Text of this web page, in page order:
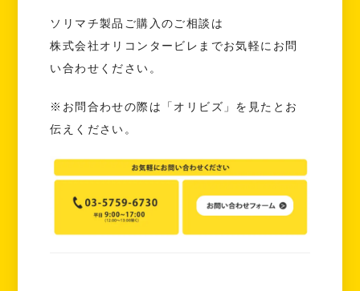
ソリマチ製品ご購入のご相談は
株式会社オリコンタービレまでお気軽にお問
い合わせください。
※お問合わせの際は「オリビズ」を見たとお
伝えください。